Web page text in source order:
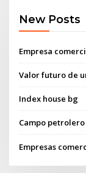
New Posts
Empresa
Valor futuro de
Index house bg
Campo
Empresas